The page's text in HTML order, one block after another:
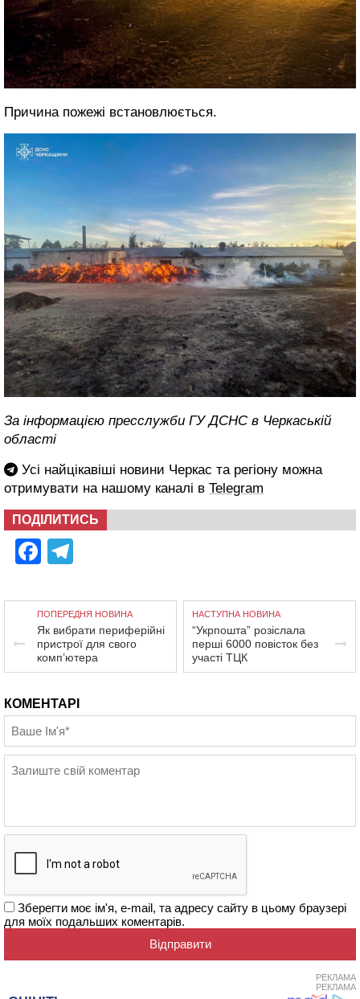
Причина пожежі встановлюється.
За інформацією пресслужби ГУ ДСНС в Черкаській
області
Усі найцікавіші новини Черкас та регіону можна
отримувати на нашому каналі в Telegram
ПОДІЛИТИСЬ
Facebook
ПОПЕРЕДНЯ НОВИНА
Як вибрати периферійні
пристрої для свого
комп’ютера
НАСТУПНА НОВИНА
“Укрпошта” розіслала
перші 6000 повісток без
участі ТЦК
КОМЕНТАРІ
Зберегти моє ім'я, e-mail, та адресу сайту в цьому браузері
для моїх подальших коментарів.
РЕКЛАМА
РЕКЛАМА